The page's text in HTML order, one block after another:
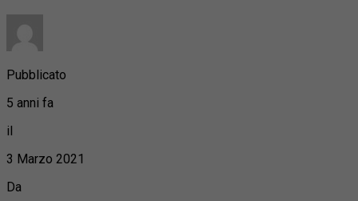
Pubblicato
5 anni fa
il
3 Marzo 2021
Da